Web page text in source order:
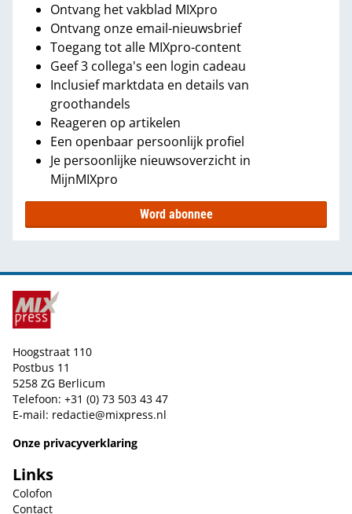
Ontvang het vakblad MIXpro
Ontvang onze email-nieuwsbrief
Toegang tot alle MIXpro-content
Geef 3 collega's een login cadeau
Inclusief marktdata en details van
groothandels
Reageren op artikelen
Een openbaar persoonlijk profiel
Je persoonlijke nieuwsoverzicht in
MijnMIXpro
Word abonnee
Hoogstraat 110
Postbus 11
5258 ZG Berlicum
Telefoon: +31 (0) 73 503 43 47
E-mail: redactie@mixpress.nl
Onze privacyverklaring
Links
Colofon
Contact